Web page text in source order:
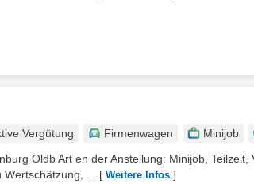
Vergütung Firmenwagen Minijob
Oldb Art en der Anstellung: Minijob,
...
[ Weitere Infos ]